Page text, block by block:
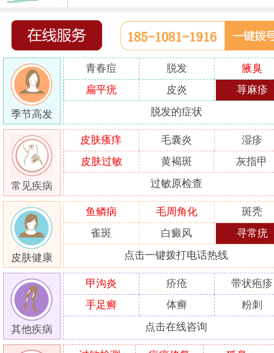
天津津门皮肤病医院怎么样
季节高发
青春痘 脱发
腋臭
扁平疣
皮炎 荨麻疹
脱发的症状
常见疾病
皮肤瘙痒 毛囊炎
湿疹
皮肤过敏
黄褐斑 灰指甲
过敏原检查
皮肤健康
鱼鳞病 毛周角化
斑秃
雀斑
白癜风 寻常疣
点击一键拨打电话热线
其他疾病
甲沟炎 疥疮
带状疱疹
手足癣
体癣 粉刺
点击在线咨询